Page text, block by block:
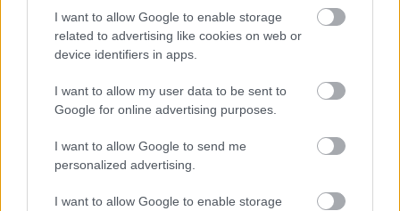
I want to allow Google to enable storage
related to advertising like cookies on web or
device identifiers in apps.
I want to allow my user data to be sent to
Google for online advertising purposes.
I want to allow Google to send me
personalized advertising.
I want to allow Google to enable storage
Az elmúlt időszak csendje után végre ismét mozgolódás
tapasztalható a GTA 6 háza táján,
csúszik , és a korábban 2025-re várt premier most 2026.
május 26-ra tolódik.
A Rockstar egyelőre nem mondott semmit, hogy mi lesz
a következő lépés, ám a
figyelmes rajongók
utalások rejtőzhetnek az újonnan kiadott anyagokban. A